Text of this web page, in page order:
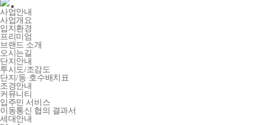
사업안내
사업개요
입지환경
프리미엄
브랜드 소개
오시는길
단지안내
투시도/조감도
단지/동·호수배치표
조경안내
커뮤니티
입주민 서비스
이동통신 협의 결과서
세대안내